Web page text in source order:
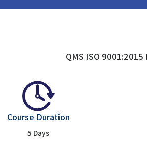
QMS ISO
Course Duration
5 Days